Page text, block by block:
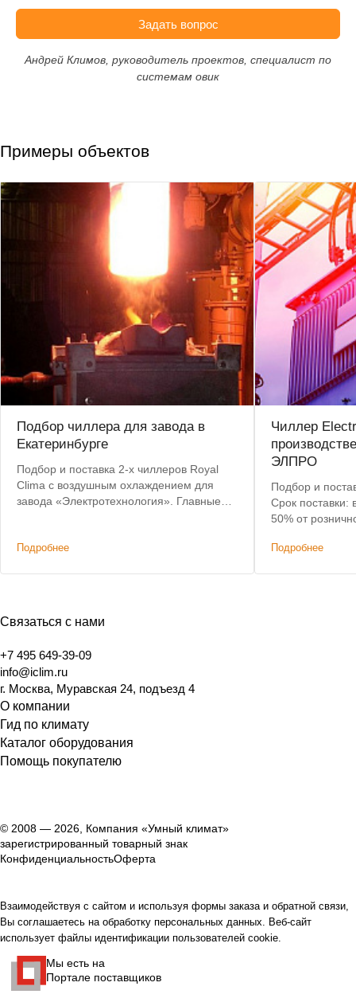
Задать вопрос
Андрей Климов, руководитель проектов, специалист по
системам овик
Примеры объектов
Подбор чиллера для завода в
Екатеринбурге
Подбор и поставка 2-х чиллеров Royal
Clima с воздушным охлаждением для
завода «Электротехнология». Главные
Подробнее
Чиллер
ЭЛПРО
Подбор и
Срок поставки:
50% от
Подробнее
Связаться с нами
+7 495 649-39-09
info@iclim.ru
г. Москва, Муравская 24, подъезд 4
О компании
Гид по климату
Каталог оборудования
Помощь покупателю
© 2008 — 2026, Компания «Умный климат»
зарегистрированный товарный знак
КонфиденциальностьОферта
Взаимодействуя с сайтом и используя формы заказа и обратной связи,
Вы соглашаетесь на обработку персональных данных. Веб-сайт
использует файлы идентификации пользователей cookie.
Мы есть на
Портале поставщиков